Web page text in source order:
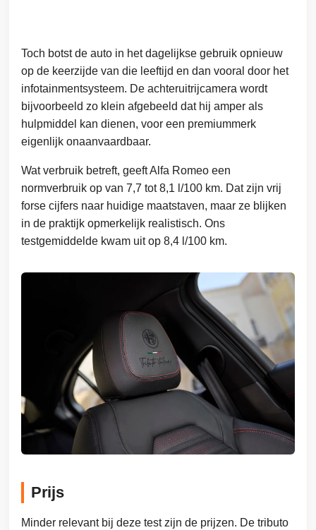
Toch botst de auto in het dagelijkse gebruik opnieuw
op de keerzijde van die leeftijd en dan vooral door het
infotainmentsysteem. De achteruitrijcamera wordt
bijvoorbeeld zo klein afgebeeld dat hij amper als
hulpmiddel kan dienen, voor een premiummerk
eigenlijk onaanvaardbaar.
Wat verbruik betreft, geeft Alfa Romeo een
normverbruik op van 7,7 tot 8,1 l/100 km. Dat zijn vrij
forse cijfers naar huidige maatstaven, maar ze blijken
in de praktijk opmerkelijk realistisch. Ons
testgemiddelde kwam uit op 8,4 l/100 km.
Prijs
Minder relevant bij deze test zijn de prijzen. De tributo